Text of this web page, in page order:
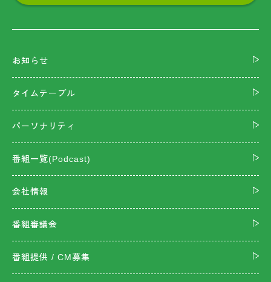
お知らせ
タイムテーブル
パーソナリティ
番組一覧(Podcast)
会社情報
番組審議会
番組提供 / CM募集